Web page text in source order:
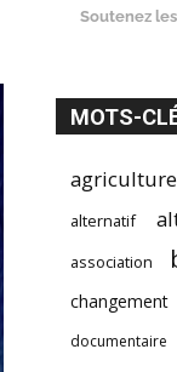
Soutenez
MOTS-
agriculture
alternatif
association
changement
documentaire